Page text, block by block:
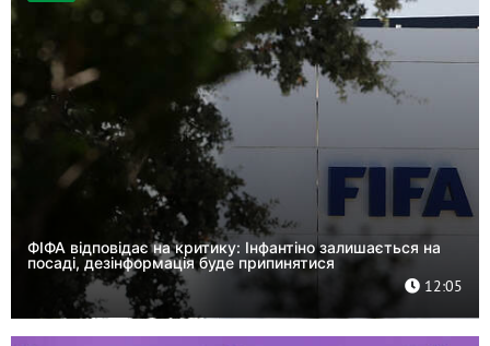
ФІФА відповідає на критику: Інфантіно залишається на
посаді, дезінформація буде припинятися
12:05